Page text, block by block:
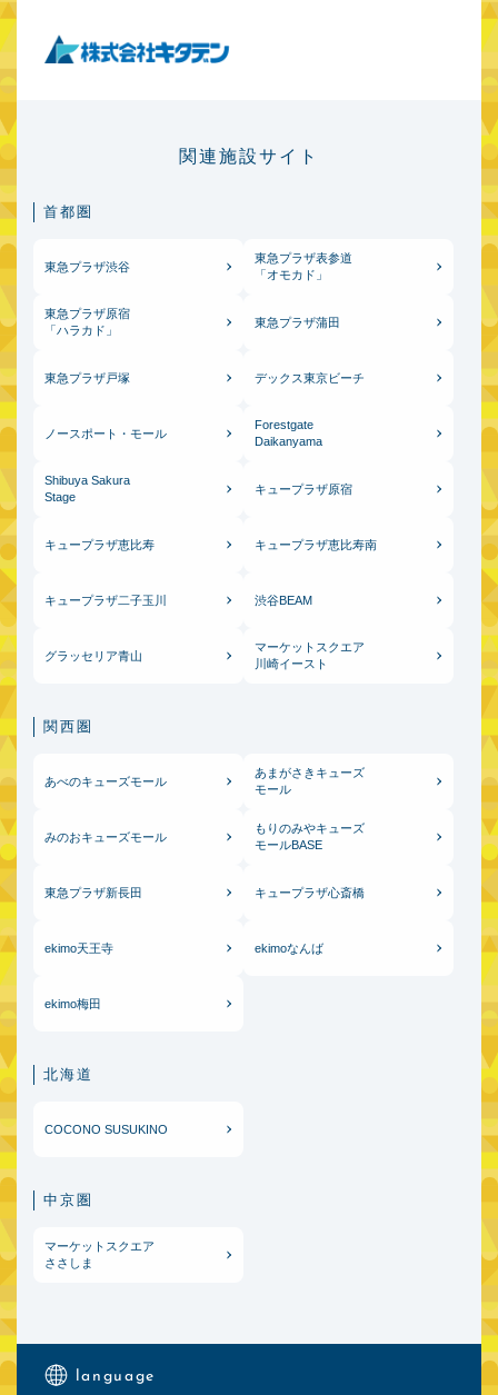
関連施設サイト
首都圏
東急プラザ渋谷
東急プラザ表参道
「オモカド」
東急プラザ原宿
「ハラカド」
東急プラザ蒲田
東急プラザ戸塚 デックス東京ビーチ
ノースポート・モール
Forestgate
Daikanyama
Shibuya Sakura
Stage
キュープラザ原宿
キュープラザ恵比寿 キュープラザ恵比寿南
キュープラザ二子玉川 渋谷BEAM
グラッセリア青山
マーケットスクエア
川崎イースト
関西圏
あべのキューズモール
あまがさきキューズ
モール
みのおキューズモール
もりのみやキューズ
モールBASE
東急プラザ新長田 キュープラザ心斎橋
ekimo天王寺 ekimoなんば
ekimo梅田
北海道
COCONO SUSUKINO
中京圏
マーケットスクエア
ささしま
language